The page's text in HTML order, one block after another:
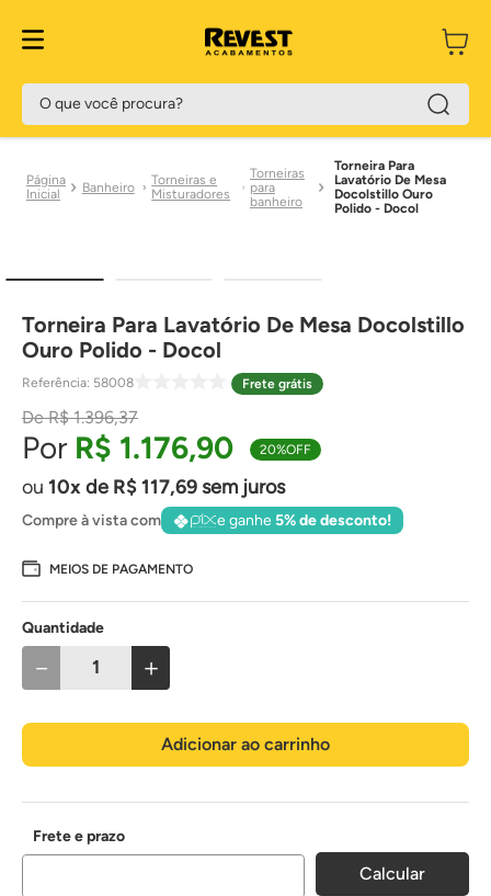
O que você procura?
Banheiro
Torneiras e
Misturadores
Torneiras
para
banheiro
Torneira Para
Lavatório De Mesa
Docolstillo Ouro
Polido - Docol
Torneira Para Lavatório De Mesa Docolstillo
Ouro Polido - Docol
Referência: 58008 Frete grátis
R$ 1.396,37
R$ 1.176,90 20%OFF
10 de R$117,69sem juros
Compre à vista com e ganhe5% de desconto!
MEIOS DE PAGAMENTO
Quantidade
＋
－
Adicionar ao carrinho